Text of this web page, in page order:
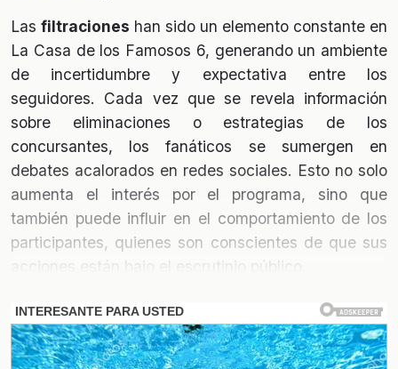
Las filtraciones han sido un elemento constante en
La Casa de los Famosos 6, generando un ambiente
de incertidumbre y expectativa entre los
seguidores. Cada vez que se revela información
sobre eliminaciones o estrategias de los
concursantes, los fanáticos se sumergen en
debates acalorados en redes sociales. Esto no solo
aumenta el interés por el programa, sino que
también puede influir en el comportamiento de los
participantes, quienes son conscientes de que sus
acciones están bajo el escrutinio público.
¿Quiénes son los favoritos para
ser eliminados?